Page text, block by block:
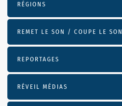
RÉGIONS
REMET LE SON / COUPE LE SON
REPORTAGES
RÉVEIL MÉDIAS